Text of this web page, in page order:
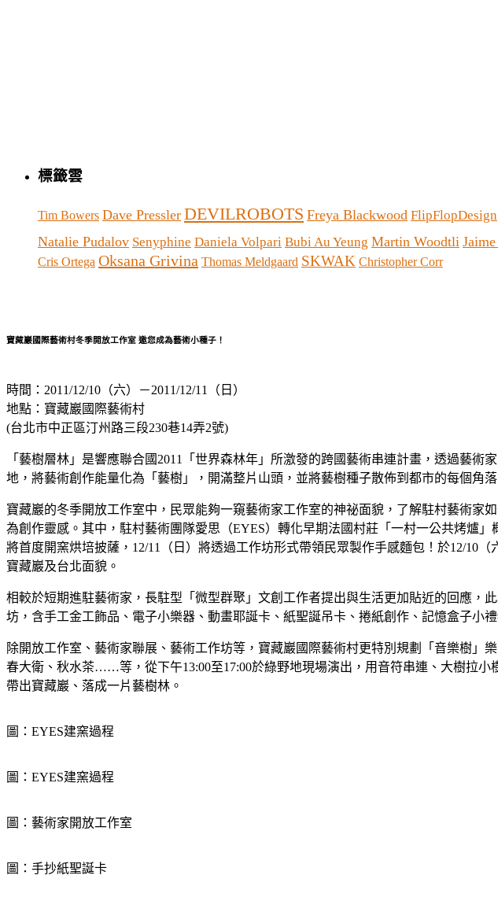
標籤雲
Tim Bowers Dave Pressler DEVILROBOTS Freya Blackwood FlipFlopDesign
Natalie Pudalov Senyphine Daniela Volpari Bubi Au Yeung Martin Woodtli
Cris Ortega Oksana Grivina Thomas Meldgaard SKWAK Christopher Corr
寶藏巖國際藝術村冬季開放工作室 邀您成為藝術小種子！
時間：2011/12/10（六）－2011/12/11（日）
地點：寶藏巖國際藝術村
(台北市中正區汀州路三段230巷14弄2號)
「藝樹層林」是響應聯合國2011「世界森林年」所激發的跨國藝術串連計畫，透過藝
地，將藝術創作能量化為「藝樹」，開滿整片山頭，並將藝樹種子散佈到都市的每個角
寶藏巖的冬季開放工作室中，民眾能夠一窺藝術家工作室的神祕面貌，了解駐村藝術
為創作靈感。其中，駐村藝術團隊愛思（EYES）轉化早期法國村莊「一村一公共烤爐
將首度開窯烘培披薩，12/11（日）將透過工作坊形式帶領民眾製作手感麵包！於12/10
寶藏巖及台北面貌。
相較於短期進駐藝術家，長駐型「微型群聚」文創工作者提出與生活更加貼近的回應
坊，含手工金工飾品、電子小樂器、動畫耶誕卡、紙聖誕吊卡、捲紙創作、記憶盒子小
除開放工作室、藝術家聯展、藝術工作坊等，寶藏巖國際藝術村更特別規劃「音樂樹」
春大衛、秋水茶……等，從下午13:00至17:00於綠野地現場演出，用音符串連、大樹拉
帶出寶藏巖、落成一片藝樹林。
圖：EYES建窯過程
圖：EYES建窯過程
圖：藝術家開放工作室
圖：手抄紙聖誕卡